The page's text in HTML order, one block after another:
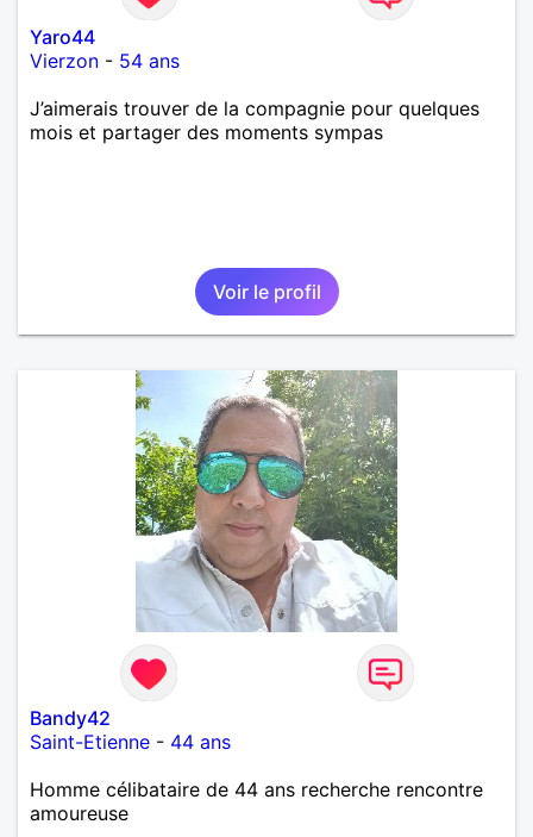
Yaro44
Vierzon - 54 ans
J’aimerais trouver de la compagnie pour quelques
mois et partager des moments sympas
Voir le profil
Bandy42
Saint-Etienne - 44 ans
Homme célibataire de 44 ans recherche rencontre
amoureuse